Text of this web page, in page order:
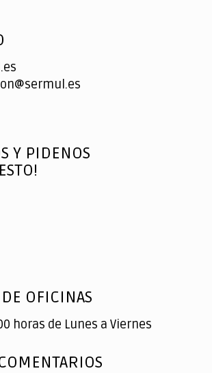
Y PIDENOS
OFICINAS
horas de Lunes a Viernes